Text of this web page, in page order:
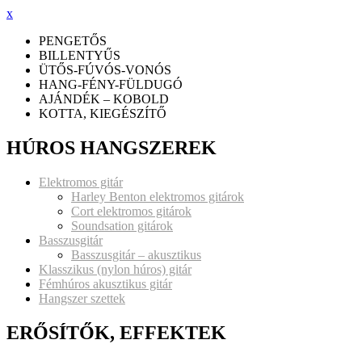
x
PENGETŐS
BILLENTYŰS
ÜTŐS-FÚVÓS-VONÓS
HANG-FÉNY-FÜLDUGÓ
AJÁNDÉK – KOBOLD
KOTTA, KIEGÉSZÍTŐ
HÚROS HANGSZEREK
Elektromos gitár
Harley Benton elektromos gitárok
Cort elektromos gitárok
Soundsation gitárok
Basszusgitár
Basszusgitár – akusztikus
Klasszikus (nylon húros) gitár
Fémhúros akusztikus gitár
Hangszer szettek
ERŐSÍTŐK, EFFEKTEK